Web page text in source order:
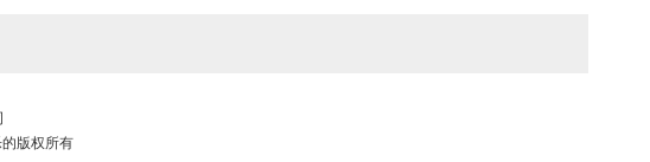
的版权所有